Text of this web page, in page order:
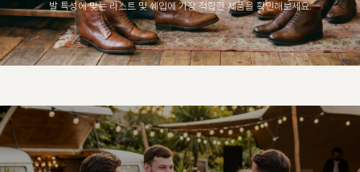
발 특성에 맞는 라스트 및 쉐입에 가장 적합한 제품을 확인해보세요.